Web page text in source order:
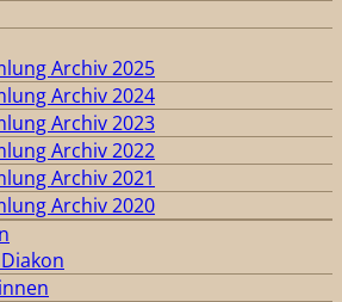
Archiv 2025
Archiv 2024
Archiv 2023
Archiv 2022
Archiv 2021
Archiv 2020